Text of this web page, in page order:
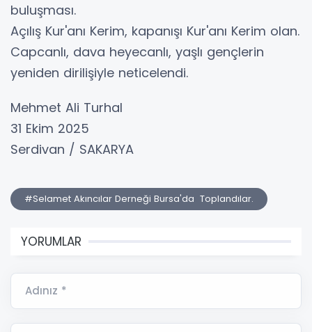
buluşması.
Açılış Kur'anı Kerim, kapanışı Kur'anı Kerim olan.
Capcanlı, dava heyecanlı, yaşlı gençlerin
yeniden dirilişiyle neticelendi.
Mehmet Ali Turhal
31 Ekim 2025
Serdivan / SAKARYA
#Selamet Akıncılar Derneği Bursa'da Toplandılar.
YORUMLAR
Adınız *